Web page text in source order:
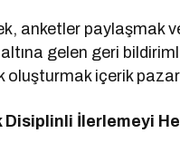
anketler paylaşmak
gelen geri
içerik
İlerlemeyi